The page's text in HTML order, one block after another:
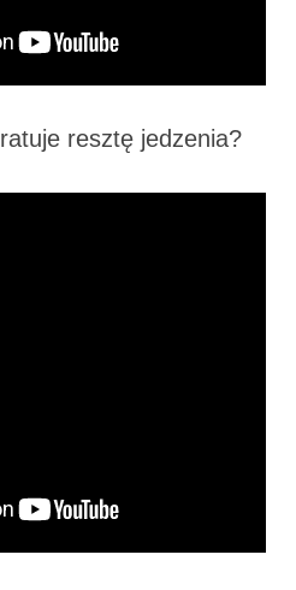
resztę jedzenia?